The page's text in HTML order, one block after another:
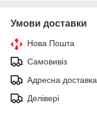
Умови доставки
Нова Пошта
Самовивіз
Адресна доставка
Делівері